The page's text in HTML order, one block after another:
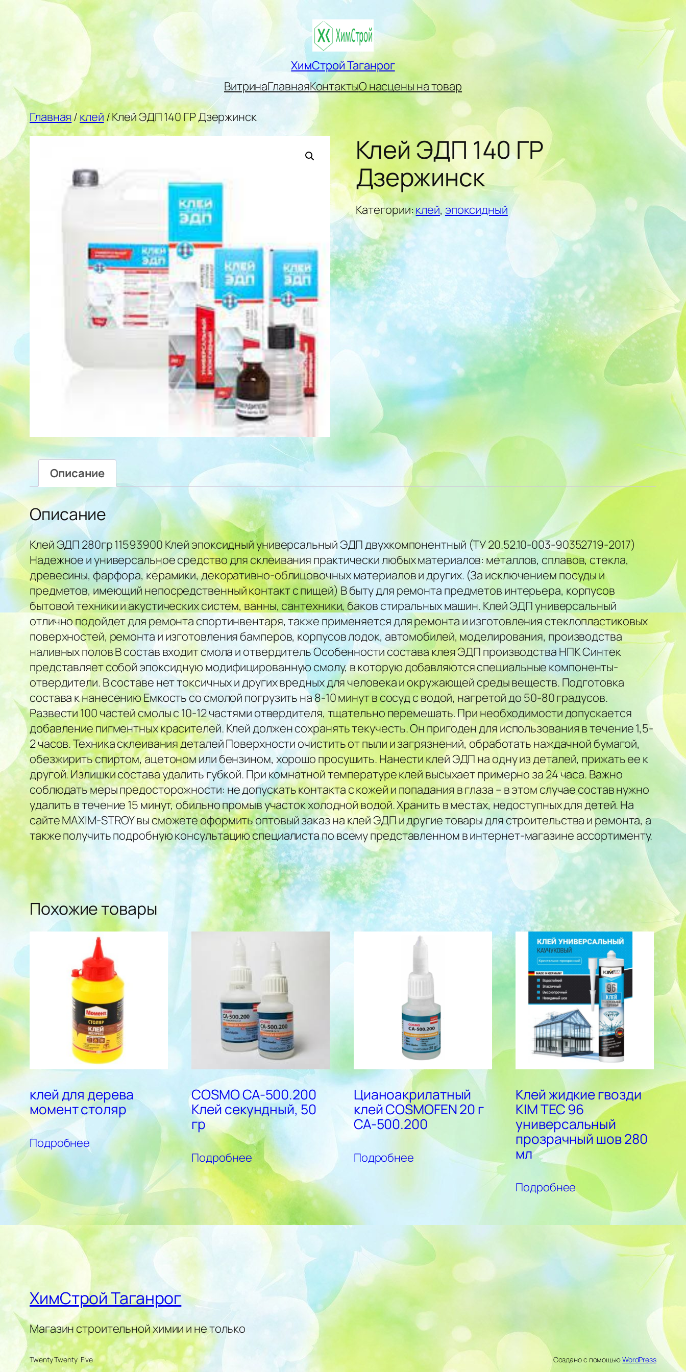
ХимСтрой Таганрог
ВитринаГлавнаяКонтактыО насцены на товар
Главная/клей / Клей ЭДП 140 ГР Дзержинск
Клей ЭДП 140 ГР
Дзержинск
Категории:клей, эпоксидный
Описание
Описание
Клей ЭДП 280гр 11593900 Клей эпоксидный универсальный ЭДП двухкомпонентный (ТУ 20.52.10-003-90352719-2017)
Надежное и универсальное средство для склеивания практически любых материалов: металлов, сплавов, стекла,
древесины, фарфора, керамики, декоративно-облицовочных материалов и других. (За исключением посуды и
предметов, имеющий непосредственный контакт с пищей) В быту для ремонта предметов интерьера, корпусов
бытовой техники и акустических систем, ванны, сантехники, баков стиральных машин. Клей ЭДП универсальный
отлично подойдет для ремонта спортинвентаря, также применяется для ремонта и изготовления стеклопластиковых
поверхностей, ремонта и изготовления бамперов, корпусов лодок, автомобилей, моделирования, производства
наливных полов В состав входит смола и отвердитель Особенности состава клея ЭДП производства НПК Синтек
представляет собой эпоксидную модифицированную смолу, в которую добавляются специальные компоненты-
отвердители. В составе нет токсичных и других вредных для человека и окружающей среды веществ. Подготовка
состава к нанесению Емкость со смолой погрузить на 8-10 минут в сосуд с водой, нагретой до 50-80 градусов.
Развести 100 частей смолы с 10-12 частями отвердителя, тщательно перемешать. При необходимости допускается
добавление пигментных красителей. Клей должен сохранять текучесть. Он пригоден для использования в течение 1,5-
2 часов. Техника склеивания деталей Поверхности очистить от пыли и загрязнений, обработать наждачной бумагой,
обезжирить спиртом, ацетоном или бензином, хорошо просушить. Нанести клей ЭДП на одну из деталей, прижать ее к
другой. Излишки состава удалить губкой. При комнатной температуре клей высыхает примерно за 24 часа. Важно
соблюдать меры предосторожности: не допускать контакта с кожей и попадания в глаза – в этом случае состав нужно
удалить в течение 15 минут, обильно промыв участок холодной водой. Хранить в местах, недоступных для детей. На
сайте MAXIM-STROY вы сможете оформить оптовый заказ на клей ЭДП и другие товары для строительства и ремонта, а
также получить подробную консультацию специалиста по всему представленном в интернет-магазине ассортименту.
Похожие товары
клей для дерева
момент столяр
Подробнее
COSMO CA-500.200
Клей секундный, 50
гр
Подробнее
Цианоакрилатный
клей COSMOFEN 20 г
CA-500.200
Подробнее
Клей жидкие гвозди
KIM TEC 96
универсальный
прозрачный шов 280
мл
Подробнее
ХимСтрой Таганрог
Магазин строительной химии и не только
Twenty Twenty-Five Создано с помощьюWordPress